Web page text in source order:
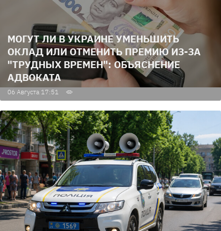
МОГУТ ЛИ В УКРАИНЕ УМЕНЬШИТЬ
ОКЛАД ИЛИ ОТМЕНИТЬ ПРЕМИЮ ИЗ-ЗА
"ТРУДНЫХ ВРЕМЕН": ОБЪЯСНЕНИЕ
АДВОКАТА
06 Августа 17:51